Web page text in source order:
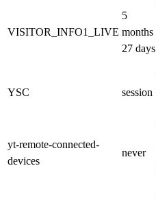
VISITOR_INFO1_LIVE
5
months
27 days
YSC session
yt-remote-connected-
devices
never